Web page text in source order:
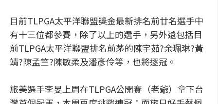
目前TLPGA太平洋聯盟獎金最新排名前廿名選手中
有十三位都參賽，除了以上的選手，另外還包括目
前TLPGA太平洋聯盟排名前茅的陳宇茹?余珮琳?黃
靖?陳孟竺?陳敏柔及潘彥伶等，也將逐冠。
旅美選手李旻上周在TLPGA公開賽（老爺）拿下台